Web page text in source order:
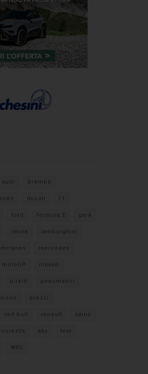
audi brembo
ducati F1
ford formula E gara
imola lamborghini
mclaren mercedes
motoGP nissan
pirelli pneumatici
prezzi
red bull renault sainz
sky test
WEC